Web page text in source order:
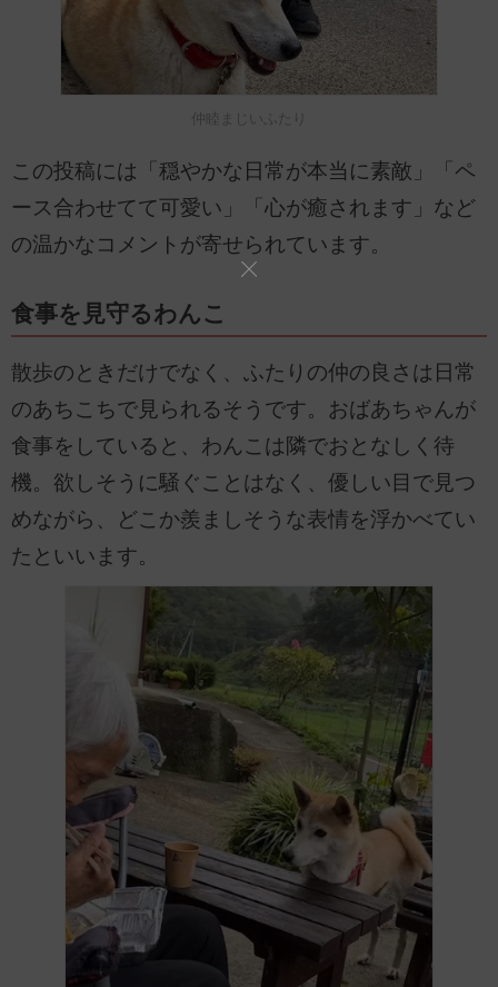
仲睦まじいふたり
この投稿には「穏やかな日常が本当に素敵」「ペ
ース合わせてて可愛い」「心が癒されます」など
の温かなコメントが寄せられています。
食事を見守るわんこ
散歩のときだけでなく、ふたりの仲の良さは日常
のあちこちで見られるそうです。おばあちゃんが
食事をしていると、わんこは隣でおとなしく待
機。欲しそうに騒ぐことはなく、優しい目で見つ
めながら、どこか羨ましそうな表情を浮かべてい
たといいます。